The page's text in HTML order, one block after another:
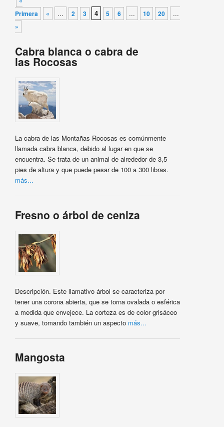
Primera
« ... 2 3 4 5 6 ... 10 20 ...
»
Cabra blanca o cabra de
las Rocosas
La cabra de las Montañas Rocosas es comúnmente
llamada cabra blanca, debido al lugar en que se
encuentra. Se trata de un animal de alrededor de 3,5
pies de altura y que puede pesar de 100 a 300 libras.
más...
Fresno o árbol de ceniza
Descripción. Este llamativo árbol se caracteriza por
tener una corona abierta, que se torna ovalada o esférica
a medida que envejece. La corteza es de color grisáceo
y suave, tomando también un aspecto más...
Mangosta